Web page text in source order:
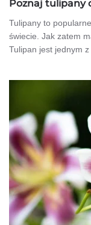
Poznaj tulipany
Tulipany to
świecie. Jak zatem
Tulipan jest jednym z